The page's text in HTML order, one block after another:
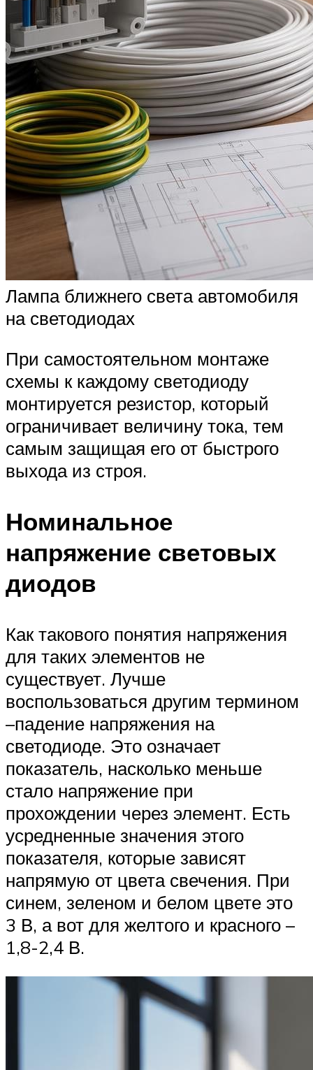
Лампа ближнего света автомобиля
на светодиодах
При самостоятельном монтаже
схемы к каждому светодиоду
монтируется резистор, который
ограничивает величину тока, тем
самым защищая его от быстрого
выхода из строя.
Номинальное
напряжение световых
диодов
Как такового понятия напряжения
для таких элементов не
существует. Лучше
воспользоваться другим термином
–падение напряжения на
светодиоде. Это означает
показатель, насколько меньше
стало напряжение при
прохождении через элемент. Есть
усредненные значения этого
показателя, которые зависят
напрямую от цвета свечения. При
синем, зеленом и белом цвете это
3 В, а вот для желтого и красного –
1,8-2,4 В.